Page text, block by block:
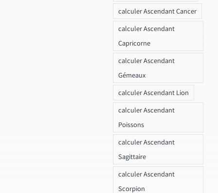
calculer Ascendant Cancer
calculer Ascendant
Capricorne
calculer Ascendant
Gémeaux
calculer Ascendant Lion
calculer Ascendant
Poissons
calculer Ascendant
Sagittaire
calculer Ascendant
Scorpion